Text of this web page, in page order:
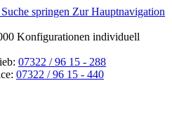
springen Zur Hauptnavigation
Konfigurationen individuell
07322 / 96 15 - 288
07322 / 96 15 - 440